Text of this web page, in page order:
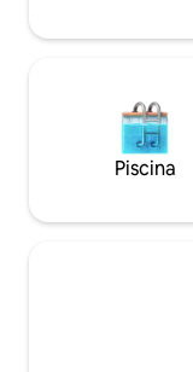
Piscina